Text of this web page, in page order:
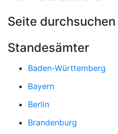
Seite durchsuchen
Standesämter
Baden-Württemberg
Bayern
Berlin
Brandenburg